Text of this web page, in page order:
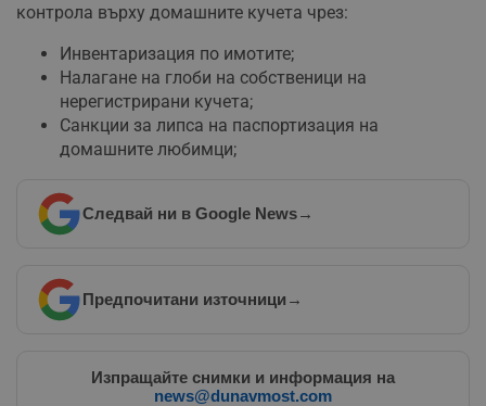
контрола върху домашните кучета чрез:
Инвентаризация по имотите;
Налагане на глоби на собственици на
нерегистрирани кучета;
Санкции за липса на паспортизация на
домашните любимци;
Следвай ни в Google News→
Предпочитани източници →
Изпращайте снимки и информация на
news@dunavmost.com